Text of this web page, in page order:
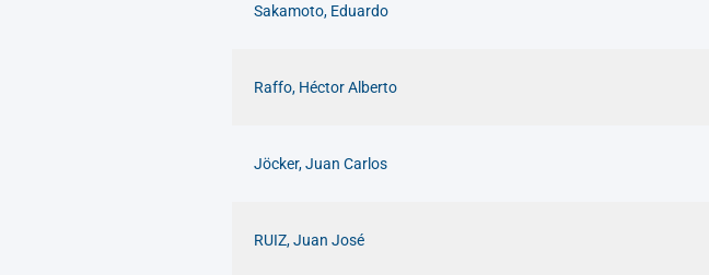
Sakamoto, Eduardo
Raffo, Héctor Alberto
Jöcker, Juan Carlos
RUIZ, Juan José